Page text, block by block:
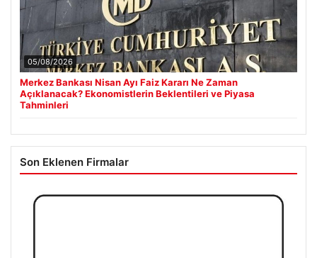
05/08/2026
Merkez Bankası Nisan Ayı Faiz Kararı Ne Zaman
Açıklanacak? Ekonomistlerin Beklentileri ve Piyasa
Tahminleri
Son Eklenen Firmalar